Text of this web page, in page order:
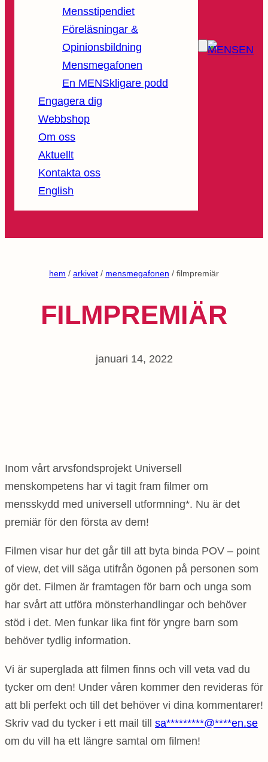
Mensstipendiet
Föreläsningar &
Opinionsbildning
Mensmegafonen
En MENSkligare podd
Engagera dig
Webbshop
Om oss
Aktuellt
Kontakta oss
English
hem / arkivet / mensmegafonen / filmpremiär
FILMPREMIÄR
januari 14, 2022
Inom vårt arvsfondsprojekt Universell
menskompetens har vi tagit fram filmer om
mensskydd med universell utformning*. Nu är det
premiär för den första av dem!
Filmen visar hur det går till att byta binda POV – point
of view, det vill säga utifrån ögonen på personen som
gör det. Filmen är framtagen för barn och unga som
har svårt att utföra mönsterhandlingar och behöver
stöd i det. Men funkar lika fint för yngre barn som
behöver tydlig information.
Vi är superglada att filmen finns och vill veta vad du
tycker om den! Under våren kommer den revideras för
att bli perfekt och till det behöver vi dina kommentarer!
Skriv vad du tycker i ett mail till sa*********@****en.se
om du vill ha ett längre samtal om filmen!